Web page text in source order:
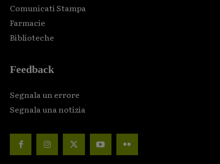
Comunicati Stampa
Farmacie
Biblioteche
Feedback
Segnala un errore
Segnala una notizia